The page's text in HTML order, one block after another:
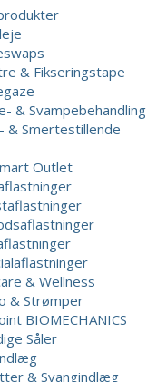
& Fikseringstape
& Svampebehandling
& Smertestillende
Outlet
& Wellness
& Strømper
BIOMECHANICS
Såler
& Svangindlæg